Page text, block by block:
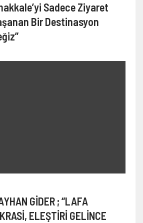
Sadece Ziyaret
Bir Destinasyon
GİDER ; “LAFA
ELEŞTİRİ GELİNCE